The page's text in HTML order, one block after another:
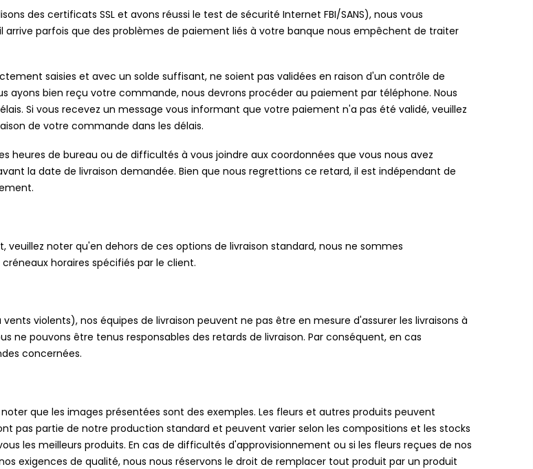
des certificats SSL et avons réussi le test de sécurité Internet FBI/SANS), nous vous
parfois que des problèmes de paiement liés à votre banque nous empêchent de traiter
saisies et avec un solde suffisant, ne soient pas validées en raison d'un contrôle de
bien reçu votre commande, nous devrons procéder au paiement par téléphone. Nous
Si vous recevez un message vous informant que votre paiement n'a pas été validé, veuillez
de votre commande dans les délais.
heures de bureau ou de difficultés à vous joindre aux coordonnées que vous nous avez
la date de livraison demandée. Bien que nous regrettions ce retard, il est indépendant de
veuillez noter qu'en dehors de ces options de livraison standard, nous ne sommes
horaires spécifiés par le client.
violents), nos équipes de livraison peuvent ne pas être en mesure d'assurer les livraisons à
pouvons être tenus responsables des retards de livraison. Par conséquent, en cas
concernées.
que les images présentées sont des exemples. Les fleurs et autres produits peuvent
pas partie de notre production standard et peuvent varier selon les compositions et les stocks
les meilleurs produits. En cas de difficultés d'approvisionnement ou si les fleurs reçues de nos
exigences de qualité, nous nous réservons le droit de remplacer tout produit par un produit